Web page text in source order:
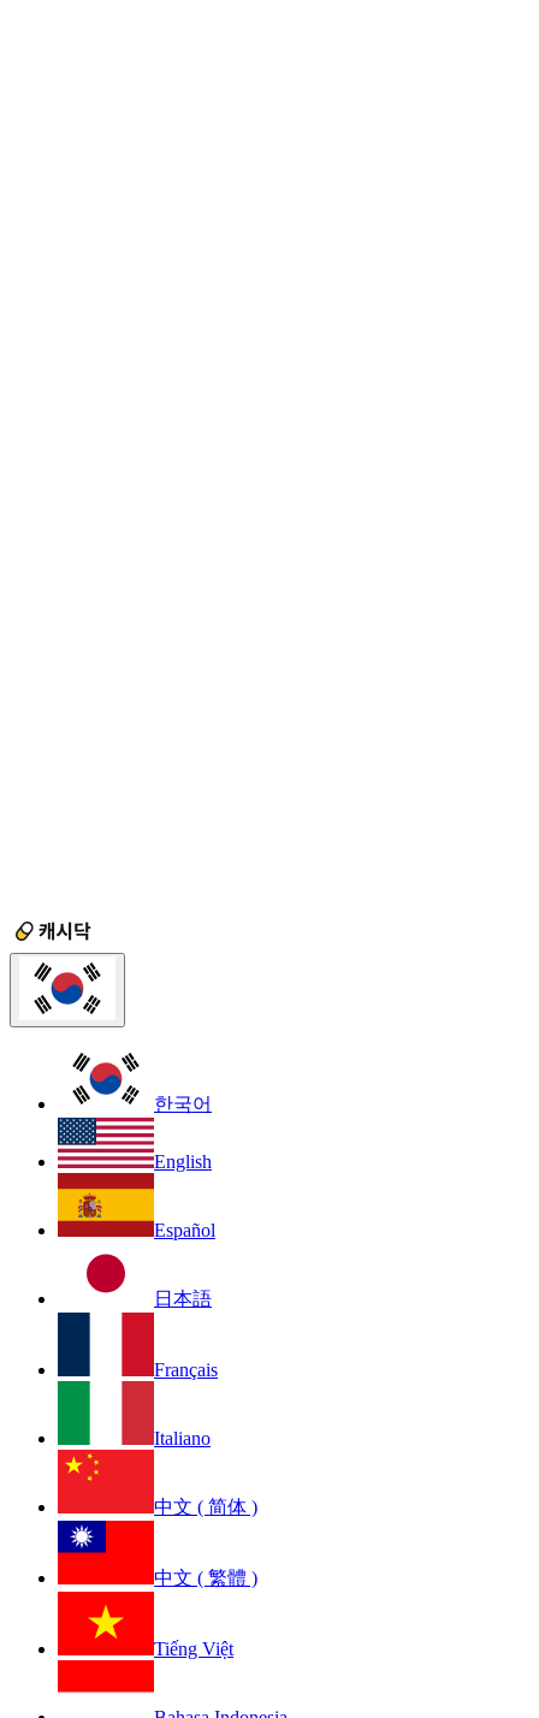
한국어
English
Español
日本語
Français
Italiano
中文 ( 简体 )
中文 ( 繁體 )
Tiếng Việt